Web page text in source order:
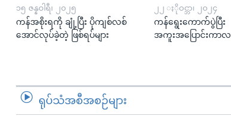
၁၅ ဇန္နဝါရီ၊ ၂၀၂၅
ကန်အစိုးရကို ချုံ့ပြီး ပိုကျစ်လစ်
အောင်လုပ်ခဲ့တဲ့ ဖြစ်ရပ်များ
၂၂ ႏိုဝင္ဘာ၊ ၂၀၂၄
ကန်ရွေးကောက်ပွဲပြီး
အကူးအပြောင်းကာလ
ရုပ်သံအစီအစဉ်များ